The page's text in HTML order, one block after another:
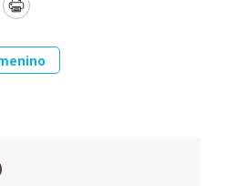
Print